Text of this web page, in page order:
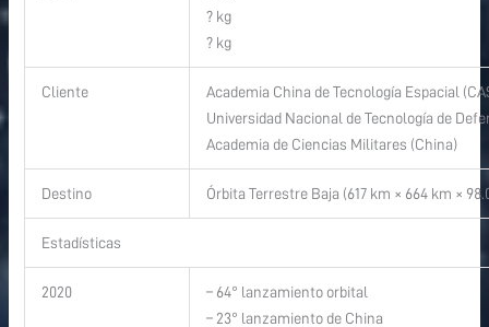
? kg
? kg
Cliente
Academia China de Tecnología Espacial
Universidad Nacional de Tecnología de
Academia de Ciencias Militares (China)
Destino Órbita Terrestre Baja (617 km × 664 km ×
Estadísticas
2020
– 64° lanzamiento orbital
– 23° lanzamiento de China